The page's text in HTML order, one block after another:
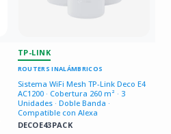
TP-LINK
ROUTERS INALÁMBRICOS
DECOE43PACK
Sistema WiFi Mesh TP-Link Deco E4
AC1200 · Cobertura 260 m² · 3
Unidades · Doble Banda ·
Compatible con Alexa